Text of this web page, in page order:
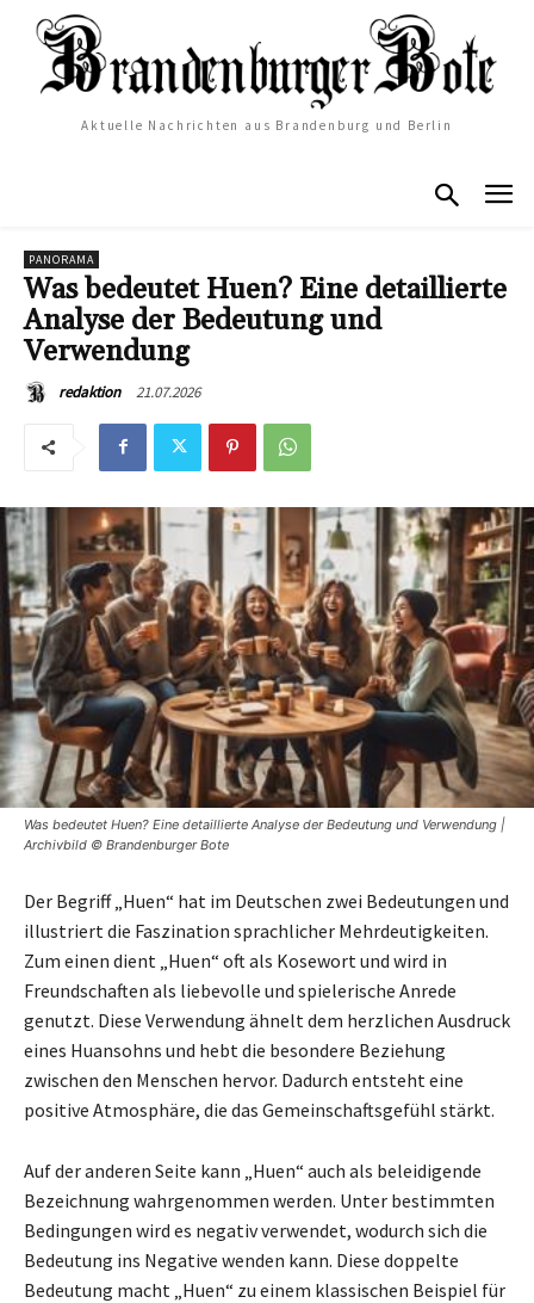
Aktuelle Nachrichten aus Brandenburg und Berlin
PANORAMA
Was bedeutet Huen? Eine detaillierte
Analyse der Bedeutung und
Verwendung
redaktion 21.07.2026
Was bedeutet Huen? Eine detaillierte Analyse der Bedeutung und Verwendung |
Archivbild © Brandenburger Bote
Der Begriff „Huen“ hat im Deutschen zwei Bedeutungen und
illustriert die Faszination sprachlicher Mehrdeutigkeiten.
Zum einen dient „Huen“ oft als Kosewort und wird in
Freundschaften als liebevolle und spielerische Anrede
genutzt. Diese Verwendung ähnelt dem herzlichen Ausdruck
eines Huansohns und hebt die besondere Beziehung
zwischen den Menschen hervor. Dadurch entsteht eine
positive Atmosphäre, die das Gemeinschaftsgefühl stärkt.
Auf der anderen Seite kann „Huen“ auch als beleidigende
Bezeichnung wahrgenommen werden. Unter bestimmten
Bedingungen wird es negativ verwendet, wodurch sich die
Bedeutung ins Negative wenden kann. Diese doppelte
Bedeutung macht „Huen“ zu einem klassischen Beispiel für